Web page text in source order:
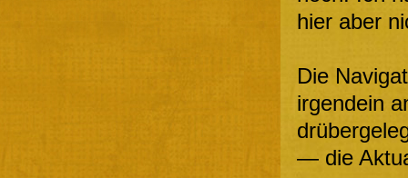
hier aber
Die
irgendein
— die